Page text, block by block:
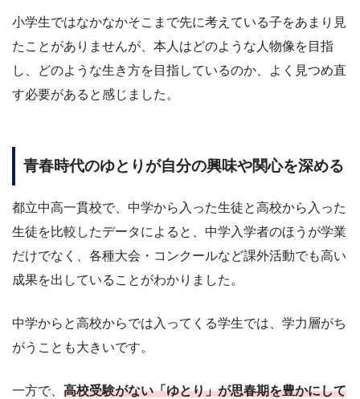
小学生ではなかなかそこまで先に考えている子をあまり見
たことがありませんが、本人はどのような人物像を目指
し、どのような生き方を目指しているのか、よく見つめ直
す必要があると感じました。
青春時代のゆとりが自分の興味や関心を深める
都立中高一貫校で、中学から入った生徒と高校から入った
生徒を比較したデータによると、中学入学者のほうが学業
だけでなく、各種大会・コンクールなど課外活動でも高い
成果を出していることがわかりました。
中学からと高校からでは入ってくる学生では、学力層がち
がうことも大きいです。
一方で、 高校受験がない「ゆとり」が思春期を豊かにして